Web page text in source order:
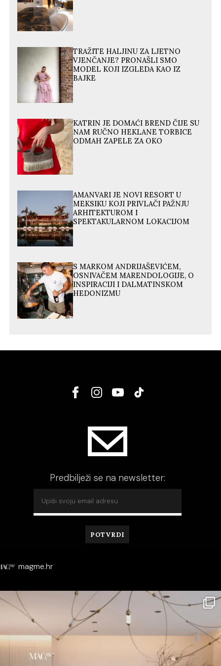
TRAŽITE HALJINU ZA LJETNO
VJENČANJE? PRONAŠLI SMO
MODEL KOJI IZGLEDA KAO IZ
BAJKE
KATRIN JE DOMAĆI BREND ČIJE SU
NAM RUČNO HEKLANE TORBICE
ODMAH ZAPELE ZA OKO
AMANVARI JE NOVI RESORT U
MEKSIKU KOJI PRIVLAČI PAŽNJU
ARHITEKTUROM I
SPEKTAKULARNOM LOKACIJOM
S MARKOM ANDRIJAŠEVIĆEM,
OSNIVAČEM MARENDOLOGIJE, O
INSPIRACIJI I DALMATINSKOM
HEDONIZMU
Predbilježi se na newsletter:
magme.hr